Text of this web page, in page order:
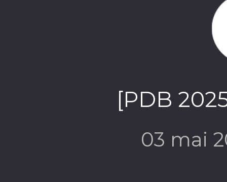
[PDB
03 mai